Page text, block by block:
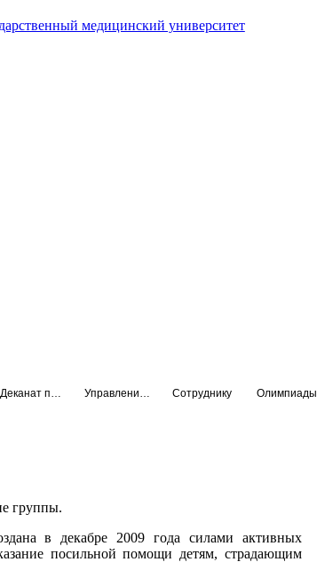
медицинский университет
Сотруднику Олимпиады
группы.
в декабре 2009 года силами активных
посильной помощи детям, страдающим